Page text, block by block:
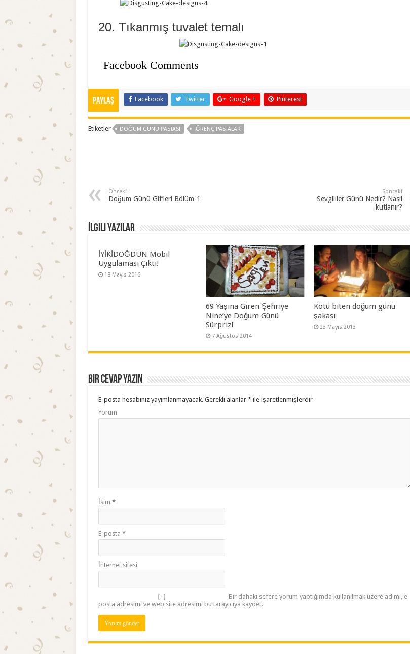
20. Tıkanmış tuvalet temalı
Facebook Comments
Paylaş Facebook Twitter Google + Pinterest
Etiketler DOĞUM GÜNÜ PASTASI IĞRENÇ PASTALAR
Önceki
Doğum Günü Gif’leri Bölüm-1
Sonraki
Sevgililer Günü Nedir? Nasıl
kutlanır?
İlgili Yazılar
İYİKİDOĞDUN Mobil
Uygulaması Çıktı!
18 Mayıs 2016
69 Yaşına Giren Şehriye
Nine’ye Doğum Günü
Sürprizi
7 Ağustos 2014
Kötü biten doğum günü
şakası
23 Mayıs 2013
Bir cevap yazın
E-posta hesabınız yayımlanmayacak.Gerekli alanlar *ile işaretlenmişlerdir
Yorum
İsim *
E-posta *
İnternet sitesi
Bir dahaki sefere yorum yaptığımda kullanılmak üzere adımı, e-
posta adresimi ve web site adresimi bu tarayıcıya kaydet.